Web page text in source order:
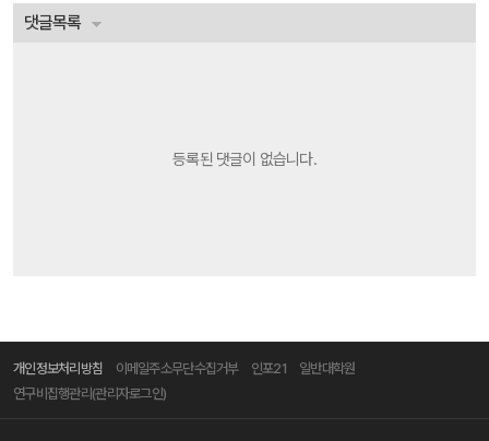
댓글목록
등록된 댓글이 없습니다.
개인정보처리방침 이메일주소무단수집거부 인포21
일반대학원
연구비집행관리(관리자로그인)